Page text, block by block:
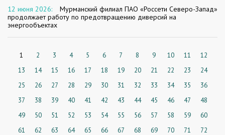
12 июня 2026:
Мурманский филиал ПАО «Россети Северо-Запад»
продолжает работу по предотвращению диверсий на
энергообъектах
1 2 3 4 5 6 7 8 9 10 11
12
13
14 15 16 17 18 19 20 21 22 23
24
25
26 27 28 29 30 31 32 33 34 35
36
37
38 39 40 41 42 43 44 45 46 47
48
49
50 51 52 53 54 55 56 57 58 59
60
61
62 63 64 65 66 67 68 69 70 71
72